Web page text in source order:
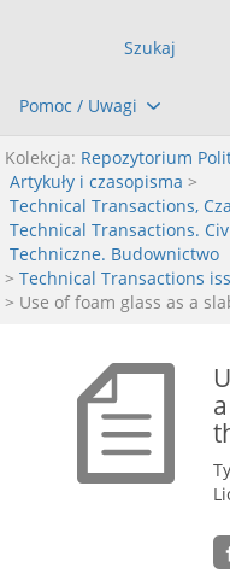
Szukaj
Pomoc / Uwagi
Kolekcja: Repozytorium
Artykuły i czasopisma >
Technical Transactions,
Technical Transactions.
Techniczne. Budownictwo
> Technical Transactions
> Use of foam glass as a